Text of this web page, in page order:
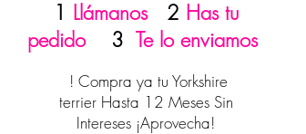
1 Llámanos 2 Has tu
pedido3 Te lo enviamos
! Compra ya tu Yorkshire
terrier Hasta 12 Meses Sin
Intereses ¡Aprovecha!